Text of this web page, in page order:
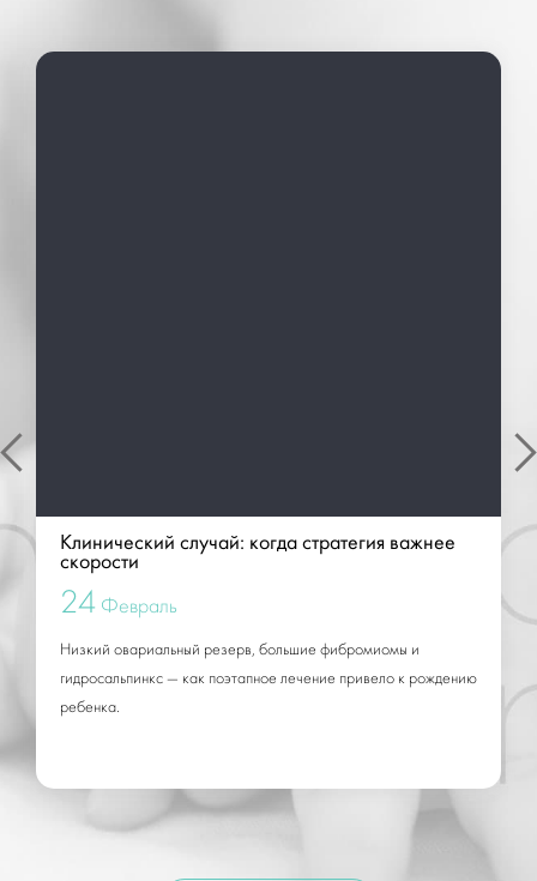
Клинический случай: когда стратегия важнее
скорости
24 Февраль
Низкий овариальный резерв, большие фибромиомы и
гидросальпинкс — как поэтапное лечение привело к рождению
ребенка.